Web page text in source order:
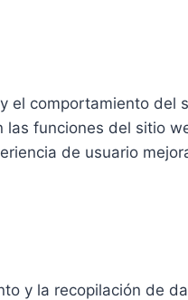
el comportamiento del
funciones del sitio
de usuario
y la recopilación de